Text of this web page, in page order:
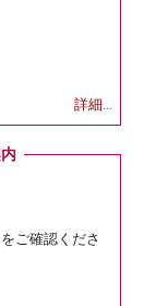
詳細...
をご確認くださ